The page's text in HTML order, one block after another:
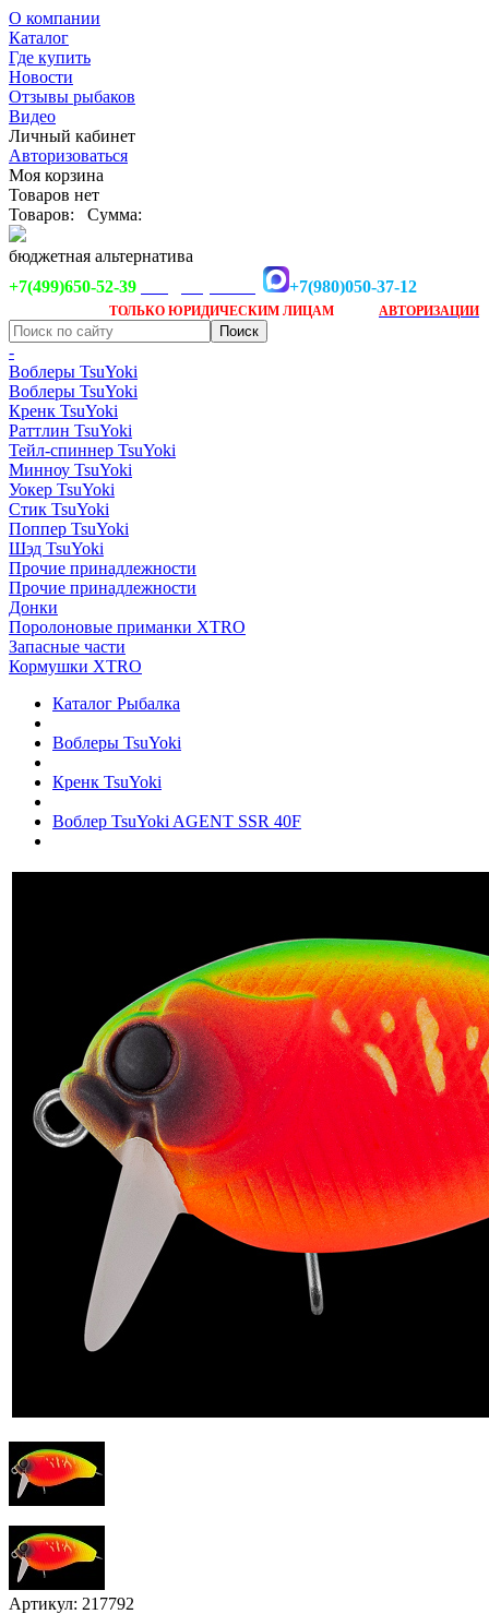
О компании
Каталог
Где купить
Новости
Отзывы рыбаков
Видео
Личный кабинет
Авторизоваться
Моя корзина
Товаров нет
Товаров:
Сумма:
бюджетная альтернатива
+7(499)650-52-39
+7(980)050-37-12
ТОЛЬКО ЮРИДИЧЕСКИМ ЛИЦАМ АВТОРИЗАЦИИ
-
Воблеры TsuYoki
Воблеры TsuYoki
Кренк TsuYoki
Раттлин TsuYoki
Тейл-спиннер TsuYoki
Минноу TsuYoki
Уокер TsuYoki
Стик TsuYoki
Поппер TsuYoki
Шэд TsuYoki
Прочие принадлежности
Прочие принадлежности
Донки
Поролоновые приманки XTRO
Запасные части
Кормушки XTRO
Каталог Рыбалка
Воблеры TsuYoki
Кренк TsuYoki
Воблер TsuYoki AGENT SSR 40F
Артикул: 217792